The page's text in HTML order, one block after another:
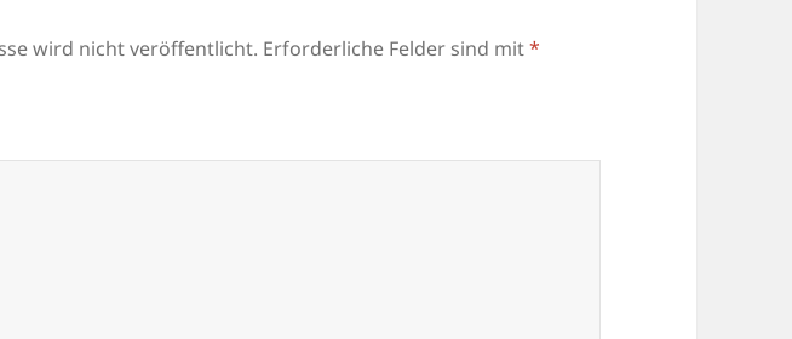
wird nicht veröffentlicht. Erforderliche Felder sind mit*